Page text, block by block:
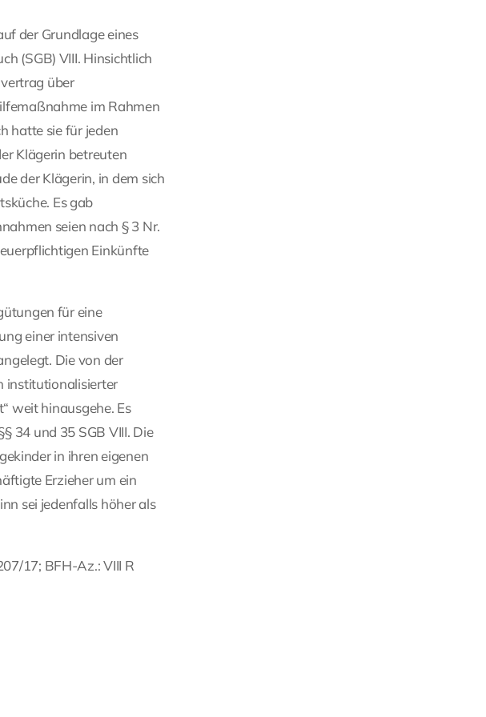
der Grundlage eines
(SGB) VIII. Hinsichtlich
über
im Rahmen
hatte sie für jeden
Klägerin betreuten
der Klägerin, in dem sich
Es gab
seien nach § 3 Nr.
Einkünfte
für eine
einer intensiven
Die von der
institutionalisierter
weit hinausgehe. Es
34 und 35 SGB VIII. Die
in ihren eigenen
Erzieher um ein
sei jedenfalls höher als
17; BFH-Az.: VIII R